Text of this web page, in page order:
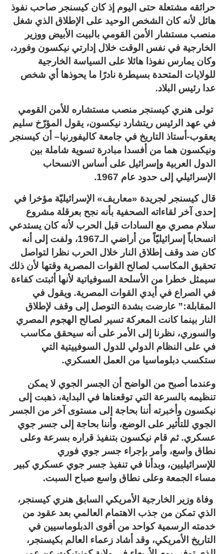
حرائقه مشتعلة حتى اليوم إذ كان كيسنجر صاحب نفوذ
هائل لأنه كان الشخص الوحيد على الإطلاق الذي شغل
منصب مستشار الأمن القومي بالبيت الأبيض ووزير
الخارجية في نفس الوقت خلال إدارتي نيكسون وفورد،
وكان يمارس نفوذا هائلا على السياسة الخارجية
للولايات المتحدة بسيطرة نادرًا ما يحوذها أي شخص
عدا رئيس البلاد.
تولى هنري كيسنجر منصب مستشاره للأمن القومي
في عهد الرئيس ريتشارد نيكسون، يقول المؤرّخ سليم
يعقوب-أستاذ التاريخ في جامعة كاليفورنيا– أن كيسنجر
ونيكسون هما من أفسدا مبادرة تسوية شاملة بين
الدول العربية وإسرائيل على أساس الانسحاب
الإسرائيلي إلى حدود عام 1967.
قال كيسنجر لجريدة «معاريف» الإسرائيليّة مؤخرا في
إحدى آخر لقاءاته الصحفية بأنه نجح بعرقلة مشروع
سلام مصري مع السادات قبل الحرب لأنه كان يستدعي
انسحاباً إسرائيليّاً من أراضي الـ1967، ولفت إلى أنه
كان ضد وقف إطلاق النار خلال الحرب نظرا لتواصل
تحقيق المكاسب لصالح القوات المصرية وقتها لأن ذلك
سيمثل خطرا من الأسلحة السوفياتية لأنها أثبتت كفاءة
في الصراع في أيدي القوات المصرية. ويقول في
المقابلة:” عارضت بشدة التوصل إلى وقف لإطلاق
النار بينما كانت المعركة تسير لصالح الهجوم المصري
والسوري، نظرنا إلى الأمر على أنه سيحقق مكاسب
في على النظام الدولي للدول السوفييتية التي
ستكسب دبلوماسيا من العمل العسكري.
وعندما أصبح من الواضح أن الجسر الجوي لا يمكن
تنظيمه بالسرعة التي توقعناها في البداية، ذهبت إلى
نيكسون وأخبرته أننا بحاجة إلى مستوى آخر من الجسر
الجوي للتأثير على الوضع، وأننا بحاجة إلى جسر جوي
عسكري. ثم قام نيكسون بتنفيذ قراره بسرعة وعلى
نطاق واسع، وأمر بإجراء جسر جوي فوري
للإسرائيليين، وبدأنا في تنفيذ جسر جوي عسكري كبير
مساء الجمعة وعلى نطاق واسع صباح السبت.
وفاة وزير الخارجية الأمريكي السابق هنري كيسنجر،
الذي تمكن من جذب الاهتمام العالمي بعد عقود من
خدمته الرسمية كواحد من أقوى الدبلوماسيين في
التاريخ الأمريكي، وقد أشاد زعماء العالم بكيسنجر،